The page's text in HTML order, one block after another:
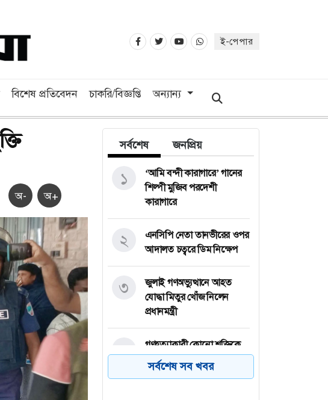
ই-পেপার
বিশেষ প্রতিবেদন চাকরি/বিজ্ঞপ্তি অন্যান্য
অ- অ+
সর্বশেষ জনপ্রিয়
‘আমি বন্দী কারাগারে’ গানের
শিল্পী মুজিব পরদেশী
কারাগারে
১
এনসিপি নেতা তানভীরের ওপর
আদালত চত্বরে ডিম নিক্ষেপ
২
জুলাই গণঅভ্যুত্থানে আহত
যোদ্ধা মিতুর খোঁজ নিলেন
প্রধানমন্ত্রী
৩
গণহত্যাকারী কোনো শক্তিকে
আর রাজনীতি করার সুযোগ
দেবে না জনগণ: স্বরাষ্ট্রমন্ত্রী
৪
সর্বশেষ সব খবর